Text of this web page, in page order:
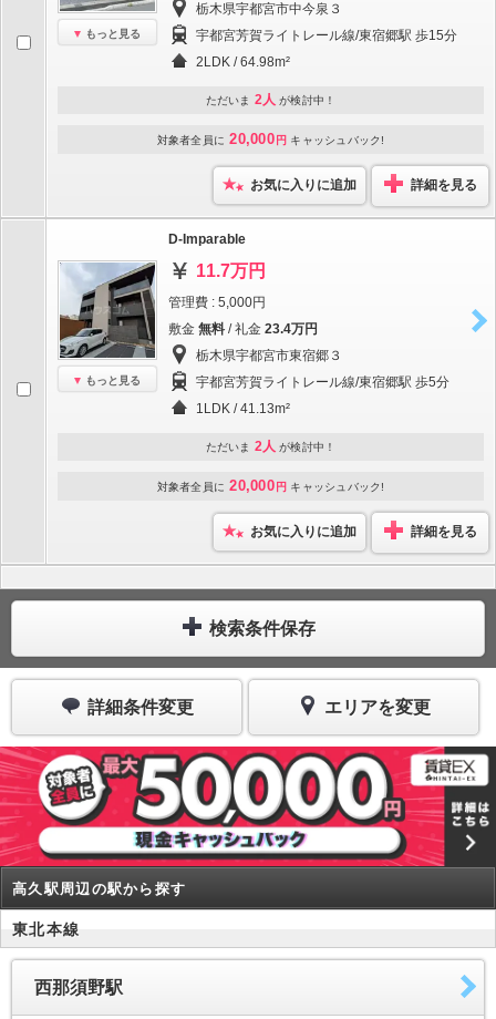
もっと見る
栃木県宇都宮市中今泉３
宇都宮芳賀ライトレール線/東宿郷駅 歩15分
2LDK / 64.98m²
ただいま 2人 が検討中！
対象者全員に 20,000 円 キャッシュバック!
お気に入りに追加 詳細を見る
もっと見る
D-Imparable
11.7万円
管理費 : 5,000円
敷金 無料 / 礼金 23.4万円
栃木県宇都宮市東宿郷３
宇都宮芳賀ライトレール線/東宿郷駅 歩5分
1LDK / 41.13m²
ただいま 2人 が検討中！
対象者全員に 20,000 円 キャッシュバック!
お気に入りに追加 詳細を見る
検索条件保存
詳細条件変更 エリアを変更
高久駅周辺の駅から探す
東北本線
西那須野駅